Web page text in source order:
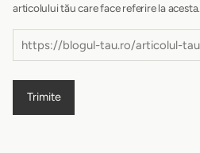
articolului tău care face referire la acesta.
Trimite